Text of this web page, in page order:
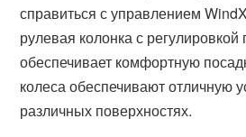
справиться с управлением
рулевая колонка с
обеспечивает комфортную
колеса обеспечивают отличную
различных поверхностях.